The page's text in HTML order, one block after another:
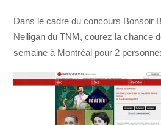
Dans le cadre du concours Bonsoir
Nelligan du TNM, courez la chance
semaine à Montréal pour 2